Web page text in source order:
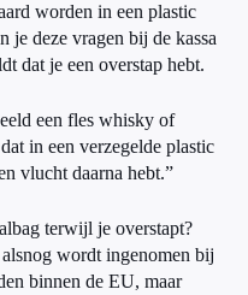
worden in een plastic
je deze vragen bij de kassa
dat je een overstap hebt.
een fles whisky of
in een verzegelde plastic
vlucht daarna hebt.”
terwijl je overstapt?
wordt ingenomen bij
binnen de EU, maar